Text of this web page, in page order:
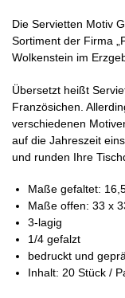
Die Servietten Motiv
Sortiment der Firma
Wolkenstein im
Übersetzt heißt
Französichen.
verschiedenen
auf die Jahreszeit
und runden Ihre
Maße gefaltet:
Maße offen: 33 x
3-lagig
1/4 gefalzt
bedruckt und
Inhalt: 20 Stück /